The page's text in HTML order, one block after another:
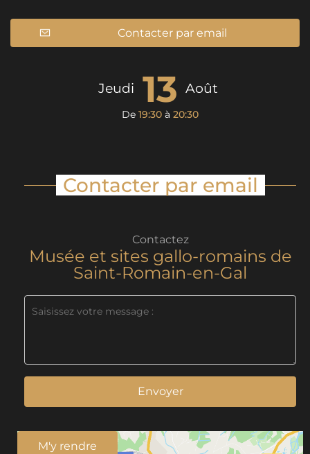
Contacter par email
Jeudi 13 Août
De 19:30 à 20:30
Contacter par email
Contactez
Musée et sites gallo-romains de
Saint-Romain-en-Gal
Envoyer
M'y rendre